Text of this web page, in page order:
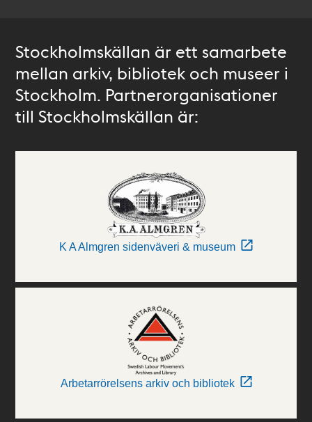
Stockholmskällan är ett samarbete
mellan arkiv, bibliotek och museer i
Stockholm. Partnerorganisationer
till Stockholmskällan är:
K A Almgren sidenväveri & museum
Arbetarrörelsens arkiv och bibliotek